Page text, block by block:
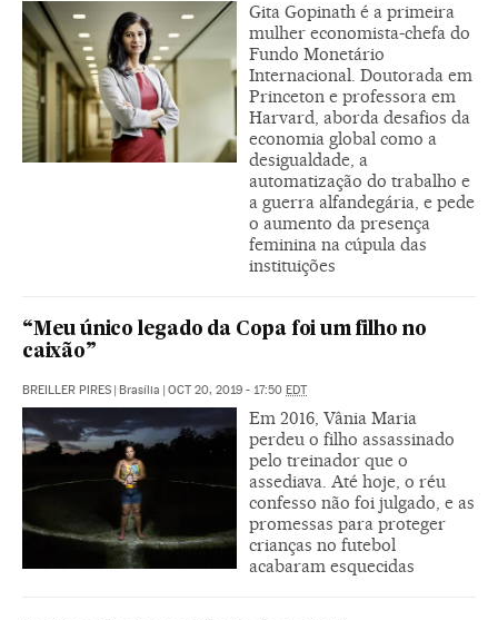
Gita Gopinath é a primeira
mulher economista-chefa do
Fundo Monetário
Internacional. Doutorada em
Princeton e professora em
Harvard, aborda desafios da
economia global como a
desigualdade, a
automatização do trabalho e
a guerra alfandegária, e pede
o aumento da presença
feminina na cúpula das
instituições
“Meu único legado da Copa foi um filho no
caixão”
BREILLER PIRES Brasília OCT 20, 2019 - 17:50 EDT
Em 2016, Vânia Maria
perdeu o filho assassinado
pelo treinador que o
assediava. Até hoje, o réu
confesso não foi julgado, e as
promessas para proteger
crianças no futebol
acabaram esquecidas